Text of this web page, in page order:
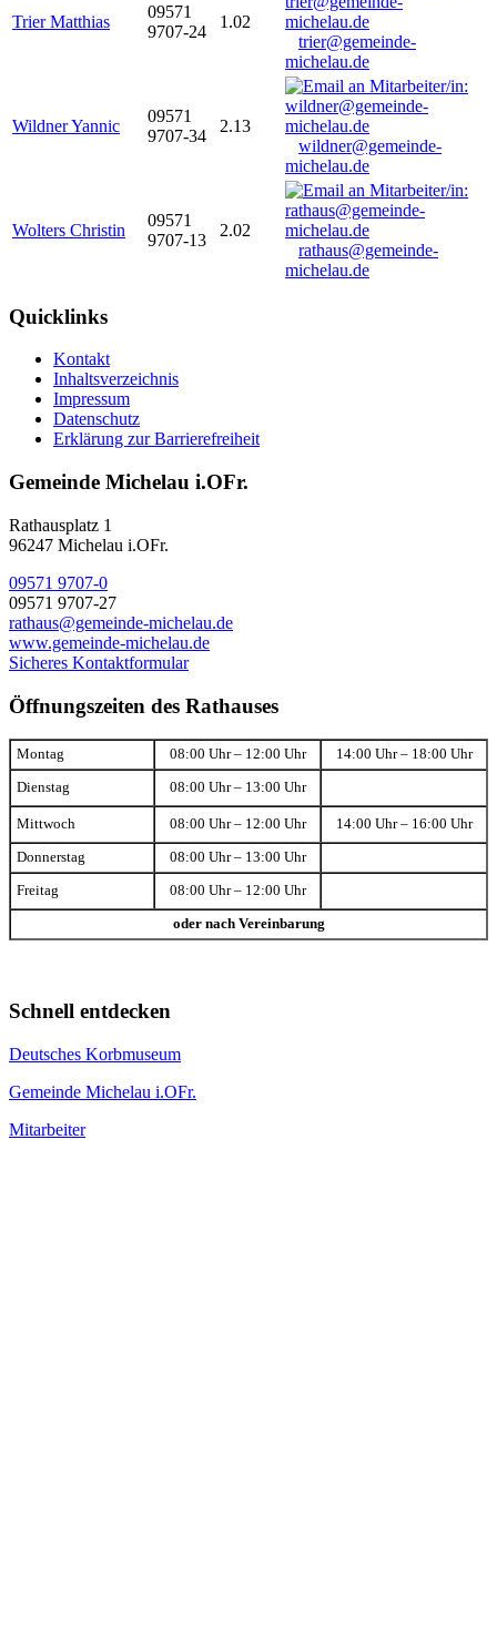
Trier Matthias
09571
9707-24
1.02
trier@gemeinde-
michelau.de
Wildner Yannic
09571
9707-34
2.13
wildner@gemeinde-
michelau.de
Wolters Christin
09571
9707-13
2.02
rathaus@gemeinde-
michelau.de
Quicklinks
Kontakt
Inhaltsverzeichnis
Impressum
Datenschutz
Erklärung zur Barrierefreiheit
Gemeinde Michelau i.OFr.
Rathausplatz 1
96247 Michelau i.OFr.
09571 9707-0
09571 9707-27
rathaus@gemeinde-michelau.de
www.gemeinde-michelau.de
Sicheres Kontaktformular
Öffnungszeiten des Rathauses
Montag 08:00 Uhr – 12:00 Uhr 14:00 Uhr – 18:00 Uhr
Dienstag 08:00 Uhr – 13:00 Uhr
Mittwoch 08:00 Uhr – 12:00 Uhr 14:00 Uhr – 16:00 Uhr
Donnerstag 08:00 Uhr – 13:00 Uhr
Freitag 08:00 Uhr – 12:00 Uhr
oder nach Vereinbarung
Schnell entdecken
Deutsches Korbmuseum
Gemeinde Michelau i.OFr.
Mitarbeiter